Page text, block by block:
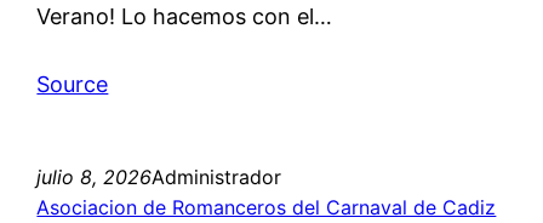
Verano! Lo hacemos con el…
Source
julio 8, 2026Administrador
Asociacion de Romanceros del Carnaval de Cadiz